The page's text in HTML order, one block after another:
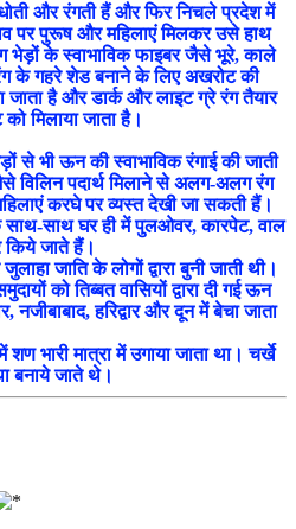
और रंगती हैं और फिर निचले प्रदेश में
पर पुरूष और महिलाएं मिलकर उसे हाथ
के स्वाभाविक फाइबर जैसे भूरे, काले
के गहरे शेड बनाने के लिए अखरोट की
जाता है और डार्क और लाइट ग्रे रंग तैयार
मिलाया जाता है।
से भी ऊन की स्वाभाविक रंगाई की जाती
पदार्थ मिलाने से अलग-अलग रंग
करघे पर व्यस्त देखी जा सकती हैं।
साथ घर ही में पुलओवर, कारपेट, वाल
किये जाते हैं।
जाति के लोगों द्वारा बुनी जाती थी।
को तिब्बत वासियों द्वारा दी गई ऊन
नजीबाबाद, हरिद्वार और दून में बेचा जाता
भारी मात्रा में उगाया जाता था। चर्खे
बनाये जाते थे।